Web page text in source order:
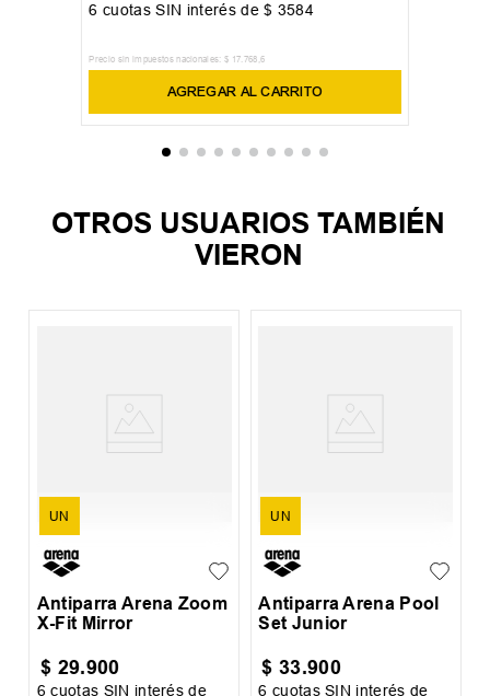
6 cuotas SIN interés de$ 3584
Precio sin impuestos nacionales: $ 17 768 6
AGREGAR AL CARRITO
OTROS USUARIOS TAMBIÉN
VIERON
UN
Antiparra Arena Zoom
X-Fit Mirror
$ 29.900
6 cuotas SIN interés de
UN
Antiparra Arena Pool
Set Junior
$ 33.900
6 cuotas SIN interés de